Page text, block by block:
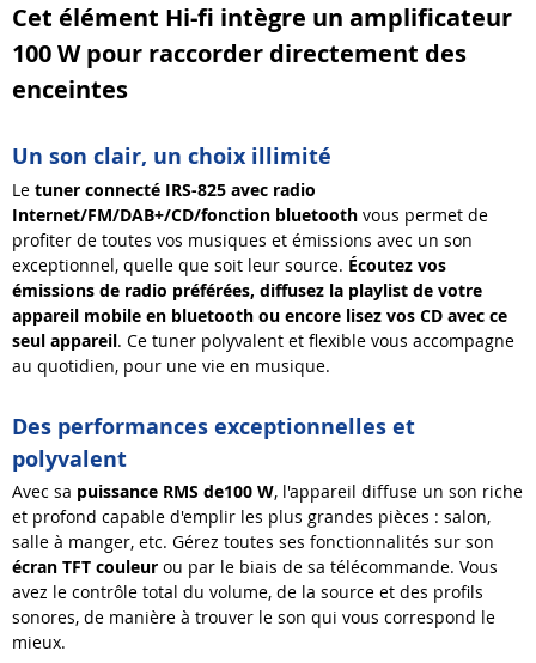
Cet élément Hi-fi intègre un amplificateur
100 W pour raccorder directement des
enceintes
Un son clair, un choix illimité
Le tuner connecté IRS-825 avec radio
Internet/FM/DAB+/CD/fonction bluetooth vous permet de
profiter de toutes vos musiques et émissions avec un son
exceptionnel, quelle que soit leur source. Écoutez vos
émissions de radio préférées, diffusez la playlist de votre
appareil mobile en bluetooth ou encore lisez vos CD avec ce
seul appareil. Ce tuner polyvalent et flexible vous accompagne
au quotidien, pour une vie en musique.
Des performances exceptionnelles et
polyvalent
Avec sa puissance RMS de100 W, l'appareil diffuse un son riche
et profond capable d'emplir les plus grandes pièces : salon,
salle à manger, etc. Gérez toutes ses fonctionnalités sur son
écran TFT couleur ou par le biais de sa télécommande. Vous
avez le contrôle total du volume, de la source et des profils
sonores, de manière à trouver le son qui vous correspond le
mieux.